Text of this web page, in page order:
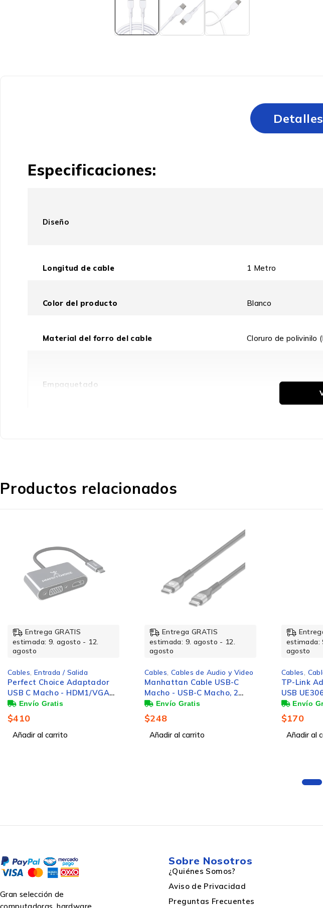
Especificaciones:
Diseño
Longitud de cable 1 Metro
Color del producto Blanco
Material del forro del cable Cloruro de polivinilo
Empaquetado
Género del conector 1
Conector 2
Género del conector 2
Conector 1
Factor de forma de conector 2
Productos relacionados
Entrega GRATIS
estimada: 9. agosto - 12.
agosto
Cables Entrada / Salida
Perfect Choice Adaptador
USB C Macho - HDM1/VGA
Hembra, Plata/Negro
$410
Añadir al carrito
Entrega GRATIS
estimada: 9. agosto - 12.
agosto
Cables Cables de Audio y Video
Manhattan Cable USB-C
Macho - USB-C Macho, 2
Metros
$248
Añadir al carrito
estimada:
agosto
Cables
TP-Link
USB
Macho -
RJ-45
Negro
$170
Añadir al
Gran selección de
Sobre Nosotros
¿Quiénes Somos?
Aviso de Privacidad
Preguntas Frecuentes